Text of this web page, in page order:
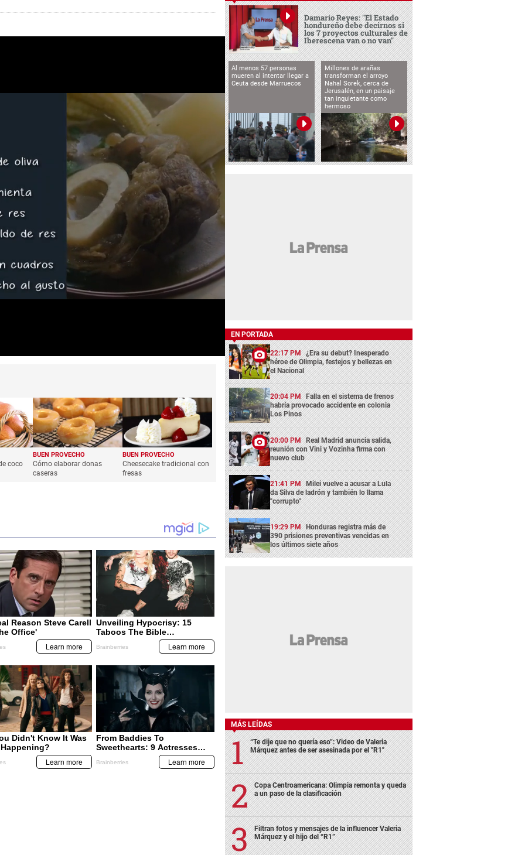
coco
BUEN PROVECHO
Cómo elaborar donas
caseras
BUEN PROVECHO
Cheesecake tradicional con
fresas
Damario Reyes: "El Estado
hondureño debe decirnos si
los 7 proyectos culturales de
Iberescena van o no van"
Al menos 57 personas
mueren al intentar llegar a
Ceuta desde Marruecos
Millones de arañas
transforman el arroyo
Nahal Sorek, cerca de
Jerusalén, en un paisaje
tan inquietante como
hermoso
EN PORTADA
22:17 PM ¿Era su debut? Inesperado
héroe de Olimpia, festejos y bellezas en
el Nacional
20:04 PM Falla en el sistema de frenos
habría provocado accidente en colonia
Los Pinos
20:00 PM Real Madrid anuncia salida,
reunión con Vini y Vozinha firma con
nuevo club
21:41 PM Milei vuelve a acusar a Lula
da Silva de ladrón y también lo llama
"corrupto"
19:29 PM Honduras registra más de
390 prisiones preventivas vencidas en
los últimos siete años
MÁS LEÍDAS
“Te dije que no quería eso”: Video de Valeria
Márquez antes de ser asesinada por el "R1"
Copa Centroamericana: Olimpia remonta y queda
a un paso de la clasificación
Filtran fotos y mensajes de la influencer Valeria
Márquez y el hijo del “R1”